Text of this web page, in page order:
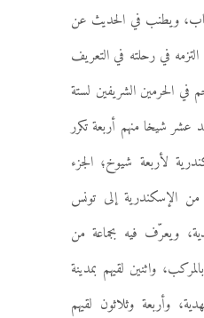
ويطنب في الحديث عن
في رحلته في التعريف
في الحرمين الشريفين لستة
شيخا منهم أربعة تكرر
لأربعة شيوخ؛ الجزء
الإسكندرية إلى تونس
ويعرّف فيه بجماعة من
واثنين لقيهم بمدينة
وأربعة وثلاثون لقيهم